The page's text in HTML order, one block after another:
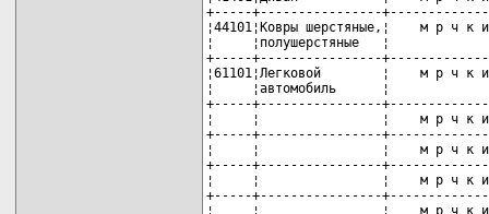
+-----+----------------
¦44101¦Ковры шерстяные,¦
¦     ¦полушерстяные   ¦
+-----+----------------
¦61101¦Легковой        ¦    м
¦     ¦автомобиль      ¦
+-----+----------------
¦     ¦                ¦    м р ч
+-----+----------------
¦     ¦                ¦    м р ч
+-----+----------------
¦     ¦                ¦    м р ч
+-----+----------------
¦     ¦                ¦    м р ч